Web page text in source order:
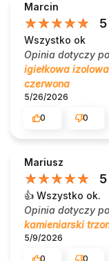
Marcin
5
Wszystko ok
Opinia dotyczy
igiełkowa
czerwona
5/26/2026
0
0
Mariusz
5
👍️ Wszystko ok.
Opinia dotyczy
kamieniarski
5/9/2026
0
0